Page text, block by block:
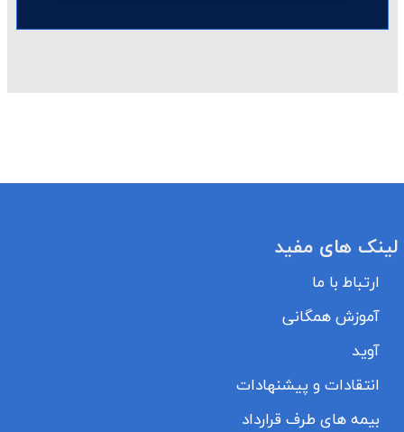
لینک های مفید
ارتباط با ما
آموزش همگانی
آوید
انتقادات و پیشنهادات
بیمه های طرف قرارداد